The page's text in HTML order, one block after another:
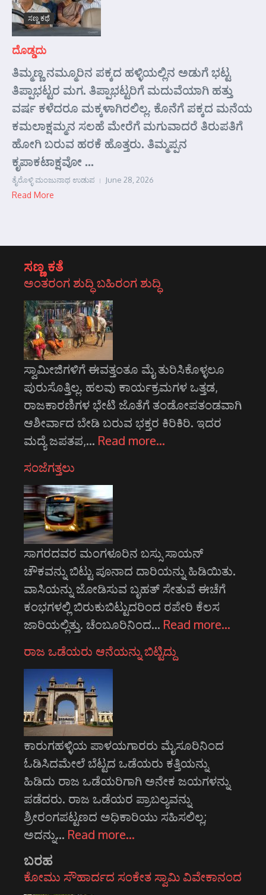
ಸಣ್ಣ ಕಥೆ
ದೊಡ್ಡದು
ತಿಮ್ಮಣ್ಣ ನಮ್ಮೂರಿನ ಪಕ್ಕದ ಹಳ್ಳಿಯಲ್ಲಿನ ಅಡುಗೆ ಭಟ್ಟ
ತಿಪ್ಪಾಭಟ್ಟರ ಮಗ. ತಿಪ್ಪಾಭಟ್ಟರಿಗೆ ಮದುವೆಯಾಗಿ ಹತ್ತು
ವರ್ಷ ಕಳೆದರೂ ಮಕ್ಕಳಾಗಿರಲಿಲ್ಲ. ಕೊನೆಗೆ ಪಕ್ಕದ ಮನೆಯ
ಕಮಲಾಕ್ಷಮ್ಮನ ಸಲಹೆ ಮೇರೆಗೆ ಮಗುವಾದರೆ ತಿರುಪತಿಗೆ
ಹೋಗಿ ಬರುವ ಹರಕೆ ಹೊತ್ತರು. ತಿಮ್ಮಪ್ಪನ
ಕೃಪಾಕಟಾಕ್ಷವೋ ...
ತೈರೊಳ್ಳಿ ಮಂಜುನಾಥ ಉಡುಪ June 28, 2026
Read More
ಸಣ್ಣ ಕತೆ
ಅಂತರಂಗ ಶುದ್ಧಿ ಬಹಿರಂಗ ಶುದ್ಧಿ
ಸ್ವಾಮೀಜಿಗಳಿಗೆ ಈವತ್ತಂತೂ ಮೈ ತುರಿಸಿಕೊಳ್ಳಲೂ
ಪುರುಸೊತ್ತಿಲ್ಲ. ಹಲವು ಕಾರ್ಯಕ್ರಮಗಳ ಒತ್ತಡ,
ರಾಜಕಾರಣಿಗಳ ಭೇಟಿ ಜೊತೆಗೆ ತಂಡೋಪತಂಡವಾಗಿ
ಆಶೀರ್ವಾದ ಬೇಡಿ ಬರುವ ಭಕ್ತರ ಕಿರಿಕಿರಿ. ಇದರ
ಮದ್ಯೆ ಜಪತಪ,… Read more…
ಸಂಜೆಗತ್ತಲು
ಸಾಗರದವರ ಮಂಗಳೂರಿನ ಬಸ್ಸು ಸಾಯನ್
ಚೌಕವನ್ನು ಬಿಟ್ಟು ಪೂನಾದ ದಾರಿಯನ್ನು ಹಿಡಿಯಿತು.
ವಾಸಿಯನ್ನು ಜೋಡಿಸುವ ಬೃಹತ್ ಸೇತುವೆ ಈಚೆಗೆ
ಕಂಭಗಳಲ್ಲಿ ಬಿರುಕುಬಿಟ್ಟುದರಿಂದ ರಪೇರಿ ಕೆಲಸ
ಜಾರಿಯಲ್ಲಿತ್ತು. ಚೆಂಬೂರಿನಿಂದ… Read more…
ರಾಜ ಒಡೆಯರು ಆನೆಯನ್ನು ಬಿಟ್ಟಿದ್ದು
ಕಾರುಗಹಳ್ಳಿಯ ಪಾಳಯಗಾರರು ಮೈಸೂರಿನಿಂದ
ಓಡಿಸಿದಮೇಲೆ ಬೆಟ್ಟದ ಒಡೆಯರು ಕತ್ತಿಯನ್ನು
ಹಿಡಿದು ರಾಜ ಒಡೆಯರಿಗಾಗಿ ಅನೇಕ ಜಯಗಳನ್ನು
ಪಡೆದರು. ರಾಜ ಒಡೆಯರ ಪ್ರಾಬಲ್ಯವನ್ನು
ಶ್ರೀರಂಗಪಟ್ಟಣದ ಅಧಿಕಾರಿಯು ಸಹಿಸಲಿಲ್ಲ;
ಅದನ್ನು… Read more…
ಬರಹ
ಕೋಮು ಸೌಹಾರ್ದದ ಸಂಕೇತ ಸ್ವಾಮಿ ವಿವೇಕಾನಂದ